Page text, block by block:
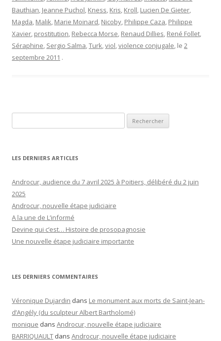
Bauthian, Jeanne Puchol, Kness, Kris, Kroll, Lucien De Gieter,
Magda, Malik, Marie Moinard, Nicoby, Philippe Caza, Philippe
Xavier, prostitution, Rebecca Morse, Renaud Dillies, René Follet,
Séraphine, Sergio Salma,Turk,viol,violence conjugale, le 2
septembre 2011 .
LES DERNIERS ARTICLES
Androcur, audience du 7 avril 2025 à Poitiers, délibéré du 2 juin
2025
Androcur, nouvelle étape judiciaire
A la une de L’informé
Devine qui c’est… Histoire de prosopagnosie
Une nouvelle étape judiciaire importante
LES DERNIERS COMMENTAIRES
Véronique Dujardin dans Le monument aux morts de Saint-Jean-
d’Angély (du sculpteur Albert Bartholomé)
monique dans Androcur, nouvelle étape judiciaire
BARRIQUAULT dans Androcur, nouvelle étape judiciaire